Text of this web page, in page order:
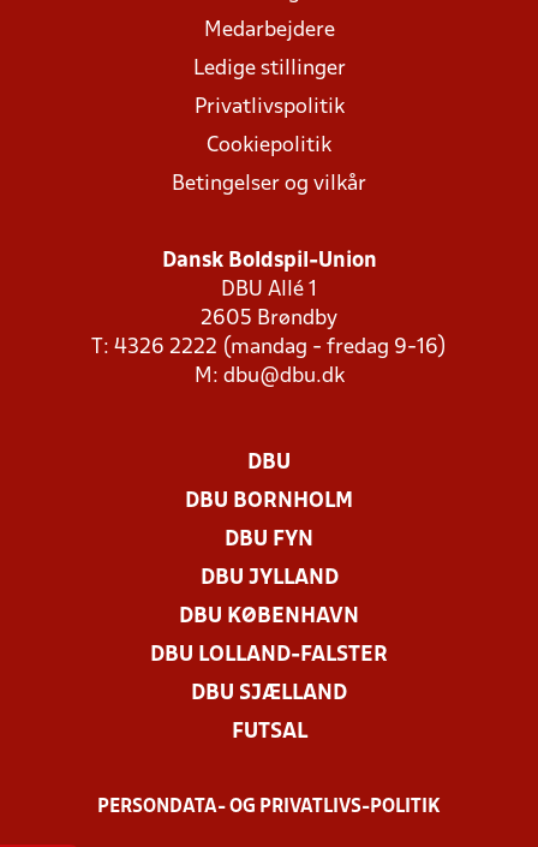
Medarbejdere
Ledige stillinger
Privatlivspolitik
Cookiepolitik
Betingelser og vilkår
Dansk Boldspil-Union
DBU Allé 1
2605 Brøndby
T: 4326 2222 (mandag - fredag 9-16)
M: dbu@dbu.dk
DBU
DBU BORNHOLM
DBU FYN
DBU JYLLAND
DBU KØBENHAVN
DBU LOLLAND-FALSTER
DBU SJÆLLAND
FUTSAL
PERSONDATA- OG PRIVATLIVS-POLITIK